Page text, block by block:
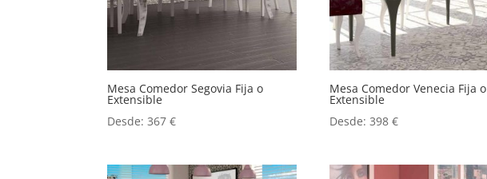
Mesa Comedor Segovia Fija o
Extensible
Desde:367€
Mesa Comedor Venecia Fija o
Extensible
Desde:398€